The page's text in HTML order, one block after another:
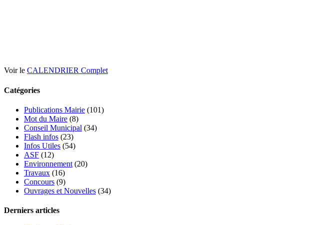
Voir le CALENDRIER Complet
Catégories
Publications Mairie (101)
Mot du Maire (8)
Conseil Municipal (34)
Flash infos (23)
Infos Utiles (54)
ASF (12)
Environnement (20)
Travaux (16)
Concours (9)
Ouvrages et Nouvelles (34)
Derniers articles